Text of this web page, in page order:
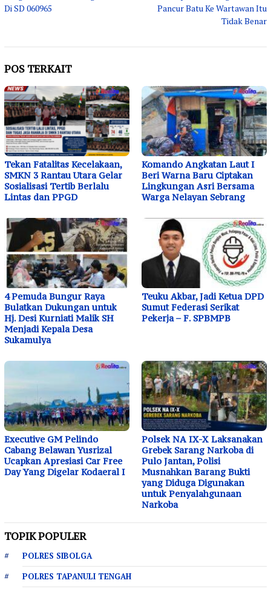
Di SD 060965
Pancur Batu Ke Wartawan Itu
Tidak Benar
POS TERKAIT
Tekan Fatalitas Kecelakaan,
SMKN 3 Rantau Utara Gelar
Sosialisasi Tertib Berlalu
Lintas dan PPGD
Komando Angkatan Laut I
Beri Warna Baru Ciptakan
Lingkungan Asri Bersama
Warga Nelayan Sebrang
4 Pemuda Bungur Raya
Bulatkan Dukungan untuk
Hj. Desi Kurniati Malik SH
Menjadi Kepala Desa
Sukamulya
Teuku Akbar, Jadi Ketua DPD
Sumut Federasi Serikat
Pekerja – F. SPBMPB
Executive GM Pelindo
Cabang Belawan Yusrizal
Ucapkan Apresiasi Car Free
Day Yang Digelar Kodaeral I
Polsek NA IX-X Laksanakan
Grebek Sarang Narkoba di
Pulo Jantan, Polisi
Musnahkan Barang Bukti
yang Diduga Digunakan
untuk Penyalahgunaan
Narkoba
TOPIK POPULER
POLRES SIBOLGA
POLRES TAPANULI TENGAH